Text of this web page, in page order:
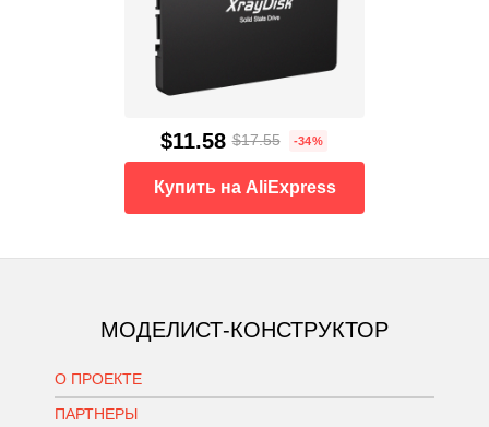
$11.58 $17.55 -34%
Купить на AliExpress
МОДЕЛИСТ-КОНСТРУКТОР
О ПРОЕКТЕ
ПАРТНЕРЫ